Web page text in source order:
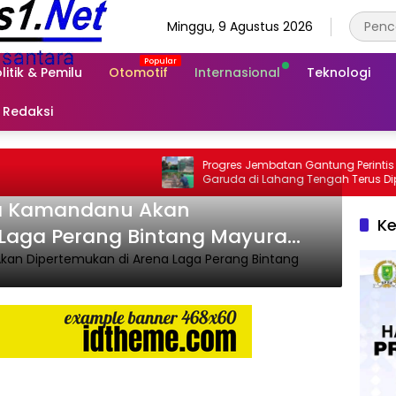
Minggu, 9 Agustus 2026
& Pemilu Otomotif Internasional Teknologi
Redaksi
Progres Jembatan Gantung Perintis
Garuda di Lahang Tengah Terus Dipacu
Kamandanu Akan
Perang Bintang Mayura